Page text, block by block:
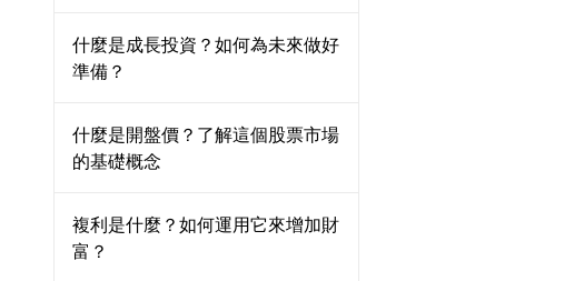
什麼是成長投資？如何為未來做好
準備？
什麼是開盤價？了解這個股票市場
的基礎概念
複利是什麼？如何運用它來增加財
富？